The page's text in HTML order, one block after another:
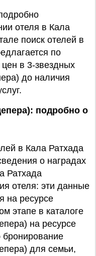
отеля в Кала
поиск отелей в
по
в 3-звездных
до наличия
подробно о
в Кала Ратхада
о наградах
Ратхада
отеля: эти данные
на ресурсе
этапе в каталоге
на ресурсе
бронирование
для семьи,